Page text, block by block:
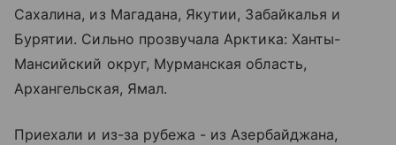
Сахалина, из Магадана, Якутии, Забайкалья и
Бурятии. Сильно прозвучала Арктика: Ханты-
Мансийский округ, Мурманская область,
Архангельская, Ямал.
Приехали и из-за рубежа - из Азербайджана,